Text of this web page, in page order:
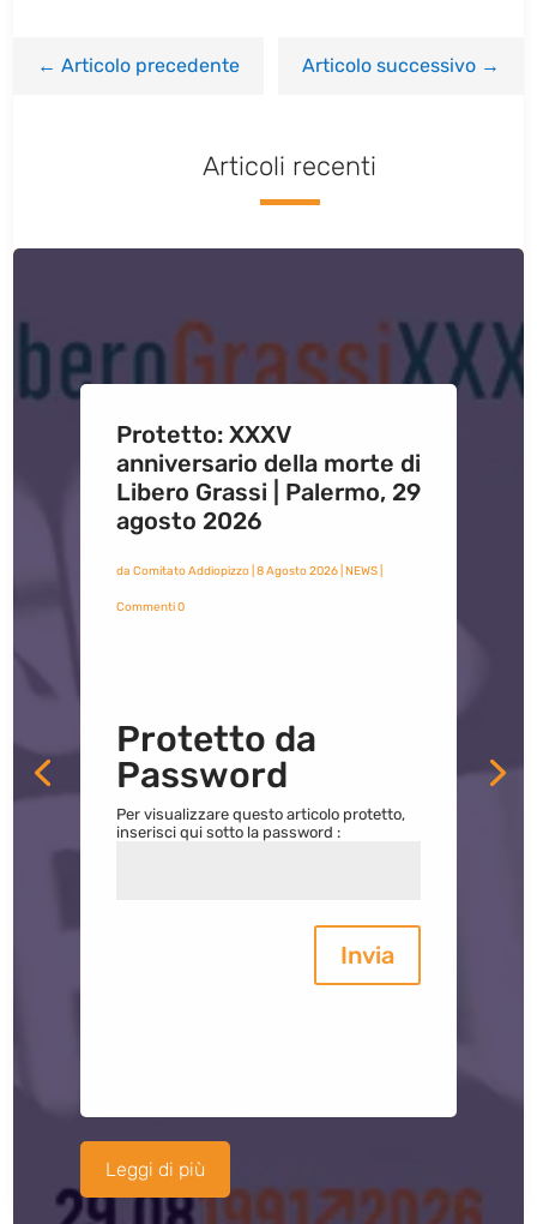
←Articolo precedente Articolo successivo→
Articoli recenti
Protetto: XXXV
anniversario della morte di
Libero Grassi | Palermo, 29
agosto 2026
da Comitato Addiopizzo| 8 Agosto 2026| NEWS|
Commenti 0
Protetto da
Password
Per visualizzare questo articolo protetto,
inserisci qui sotto la password :
Invia
Leggi di più